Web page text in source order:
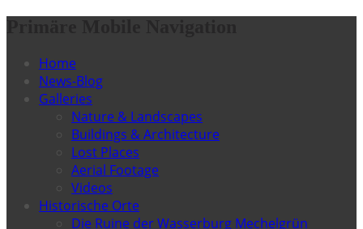
Home
News-Blog
Galleries
Nature & Landscapes
Buildings & Architecture
Lost Places
Aerial Footage
Videos
Historische Orte
Die Ruine der Wasserburg Mechelgrün